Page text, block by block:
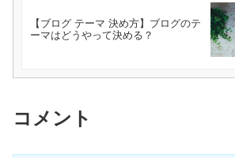
【ブログ テーマ 決め方】ブログのテ
ーマはどうやって決める？
コメント